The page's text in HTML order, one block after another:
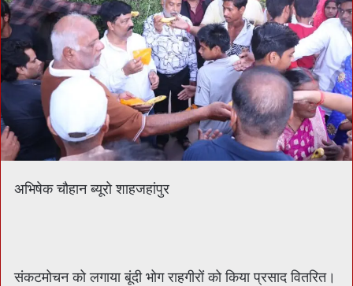
अभिषेक चौहान ब्यूरो शाहजहांपुर
संकटमोचन को लगाया बूंदी भोग राहगीरों को किया प्रसाद वितरित।